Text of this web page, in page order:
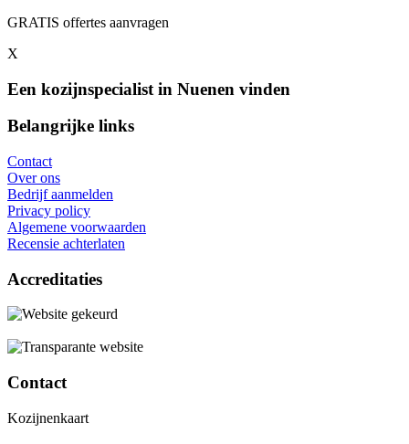
GRATIS offertes aanvragen
X
Een kozijnspecialist in Nuenen vinden
Belangrijke links
Contact
Over ons
Bedrijf aanmelden
Privacy policy
Algemene voorwaarden
Recensie achterlaten
Accreditaties
Contact
Kozijnenkaart